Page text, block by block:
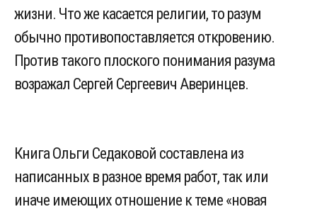
жизни. Что же касается религии, то разум
обычно противопоставляется откровению.
Против такого плоского понимания разума
возражал Сергей Сергеевич Аверинцев.
Книга Ольги Седаковой составлена из
написанных в разное время работ, так или
иначе имеющих отношение к теме «новая